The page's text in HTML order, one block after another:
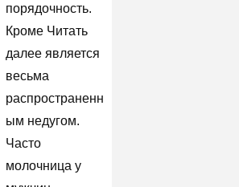
порядочность.
Кроме Читать
далее является
весьма
распространенн
ым недугом.
Часто
молочница у